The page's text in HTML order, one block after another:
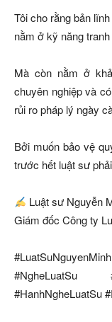
Tôi cho rằng bản
nằm ở kỹ năng
Mà còn nằm ở
chuyên nghiệp và
rủi ro pháp lý ngày
Bởi muốn bảo vệ
trước hết luật sư
Luật sư Nguyễn
Giám đốc Công ty
#NgheLuatSu
#HanhNgheLuatSu